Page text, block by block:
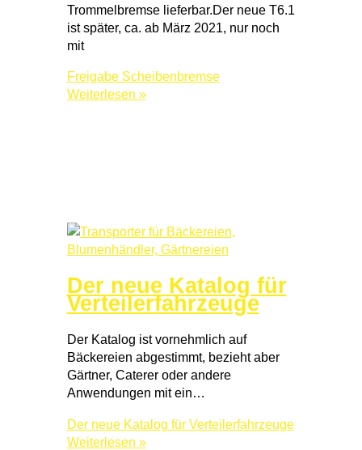
Trommelbremse lieferbar.Der neue T6.1
ist später, ca. ab März 2021, nur noch
mit
Freigabe Scheibenbremse
Weiterlesen »
Der neue Katalog für
Verteilerfahrzeuge
Der Katalog ist vornehmlich auf
Bäckereien abgestimmt, bezieht aber
Gärtner, Caterer oder andere
Anwendungen mit ein…
Der neue Katalog für Verteilerfahrzeuge
Weiterlesen »